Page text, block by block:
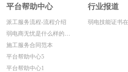
平台帮助中心
派工服务流程-流程介绍
弱电商无忧是什么样的平台!
施工服务合同范本
平台帮助中心5
平台帮助中心1
行业报道